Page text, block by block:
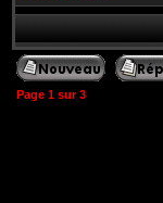
Page 1 sur3